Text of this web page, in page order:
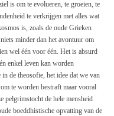
is om te evolueren, te groeien, te
te verkrijgen met alles wat
is, zoals de oude Grieken
minder dan het avontuur om
wel één voor één. Het is absurd
enkel leven kan worden
de theosofie, het idee dat we van
te worden bestraft maar vooral
pelgrimstocht de hele mensheid
boeddhistische opvatting van de